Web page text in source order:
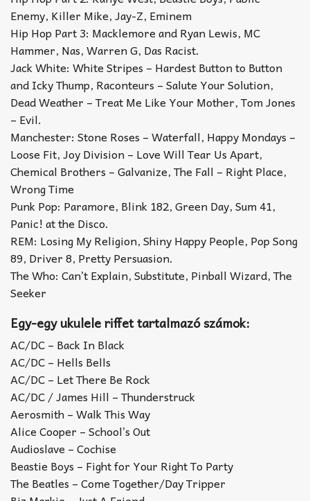
Enemy, Killer Mike, Jay-Z, Eminem
Hip Hop Part 3: Macklemore and Ryan Lewis, MC
Hammer, Nas, Warren G, Das Racist.
Jack White: White Stripes – Hardest Button to Button
and Icky Thump, Raconteurs – Salute Your Solution,
Dead Weather – Treat Me Like Your Mother, Tom Jones
– Evil.
Manchester: Stone Roses – Waterfall, Happy Mondays –
Loose Fit, Joy Division – Love Will Tear Us Apart,
Chemical Brothers – Galvanize, The Fall – Right Place,
Wrong Time
Punk Pop: Paramore, Blink 182, Green Day, Sum 41,
Panic! at the Disco.
REM: Losing My Religion, Shiny Happy People, Pop Song
89, Driver 8, Pretty Persuasion.
The Who: Can’t Explain, Substitute, Pinball Wizard, The
Seeker
Egy-egy ukulele riffet tartalmazó számok:
AC/DC – Back In Black
AC/DC – Hells Bells
AC/DC – Let There Be Rock
AC/DC / James Hill – Thunderstruck
Aerosmith – Walk This Way
Alice Cooper – School’s Out
Audioslave – Cochise
Beastie Boys – Fight for Your Right To Party
The Beatles – Come Together/Day Tripper